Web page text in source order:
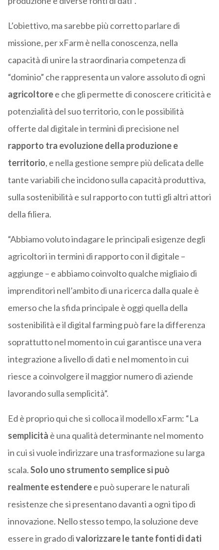
L’obiettivo, ma sarebbe più corretto parlare di
missione, per xFarm è nella conoscenza, nella
capacità di unire la straordinaria competenza di
“dominio” che rappresenta un valore assoluto di ogni
agricoltoree che gli permette di conoscere criticità e
potenzialità del suo territorio, con le possibilità
offerte dal digitale in termini di precisione nel
rapporto tra evoluzione della produzione e
territorio, e nella gestione sempre più delicata delle
tante variabili che incidono sulla capacità produttiva,
sulla sostenibilità e sul rapporto con tutti gli altri attori
della filiera.
“Abbiamo voluto indagare le principali esigenze degli
agricoltori in termini di rapporto con il digitale –
aggiunge – e abbiamo coinvolto qualche migliaio di
imprenditori nell’ambito di una ricerca dalla quale è
emerso che la sfida principale è oggi quella della
sostenibilità e il digital farming può fare la differenza
soprattutto nel momento in cui garantisce una vera
integrazione a livello di dati e nel momento in cui
riesce a coinvolgere il maggior numero di aziende
lavorando sulla semplicità”.
Ed è proprio qui che si colloca il modello xFarm: “La
semplicità è una qualità determinante nel momento
in cui si vuole indirizzare una trasformazione su larga
scala.Solo uno strumento semplice si può
realmente estenderee può superare le naturali
resistenze che si presentano davanti a ogni tipo di
innovazione. Nello stesso tempo, la soluzione deve
essere in grado divalorizzare le tante fonti di dati